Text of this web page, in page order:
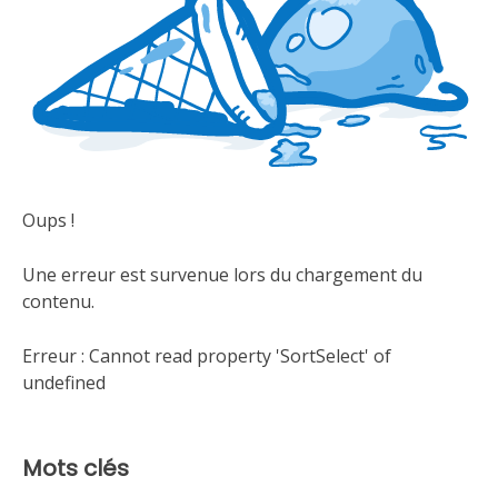
Oups !
Une erreur est survenue lors du chargement du
contenu.
Erreur : Cannot read property 'SortSelect' of
undefined
Mots clés